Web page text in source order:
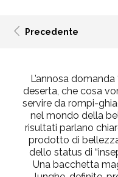
Precedente
L’annosa
deserta, che cosa
servire da rompi-
nel mondo della
risultati parlano
prodotto di
dello status di
Una bacchetta